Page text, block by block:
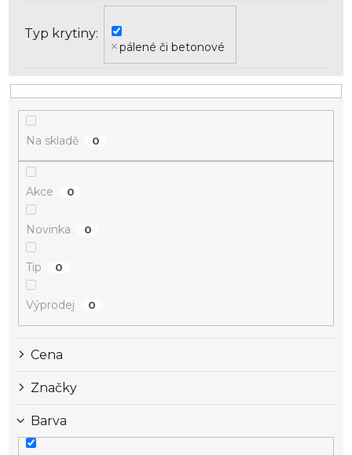
Typ krytiny
pálené či betonové
Na skladě 0
Akce 0
Novinka 0
Tip 0
Výprodej 0
Cena
Značky
Barva